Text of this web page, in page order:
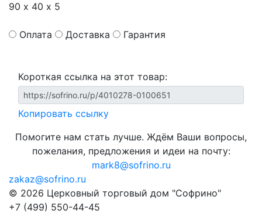
90 х 40 х 5
Оплата Доставка Гарантия
Короткая ссылка на этот товар:
Копировать ссылку
Помогите нам стать лучше. Ждём Ваши вопросы,
пожелания, предложения и идеи на почту:
mark8@sofrino.ru
zakaz@sofrino.ru
© 2026 Церковный торговый дом "Софрино"
+7 (499) 550-44-45